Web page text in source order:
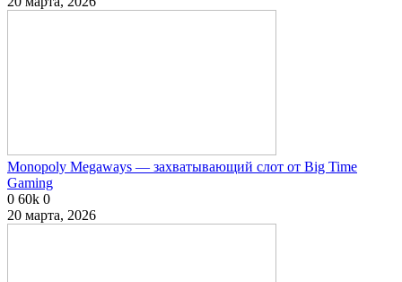
Monopoly Megaways — захватывающий слот от Big Time
Gaming
0 60k 0
20 марта, 2026